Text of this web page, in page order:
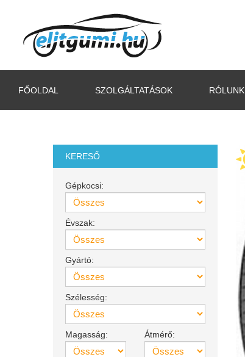
FŐOLDAL SZOLGÁLTATÁSOK RÓLUNK
KERESŐ
Gépkocsi:
Évszak:
Gyártó:
Szélesség:
Magasság: Átmérő: